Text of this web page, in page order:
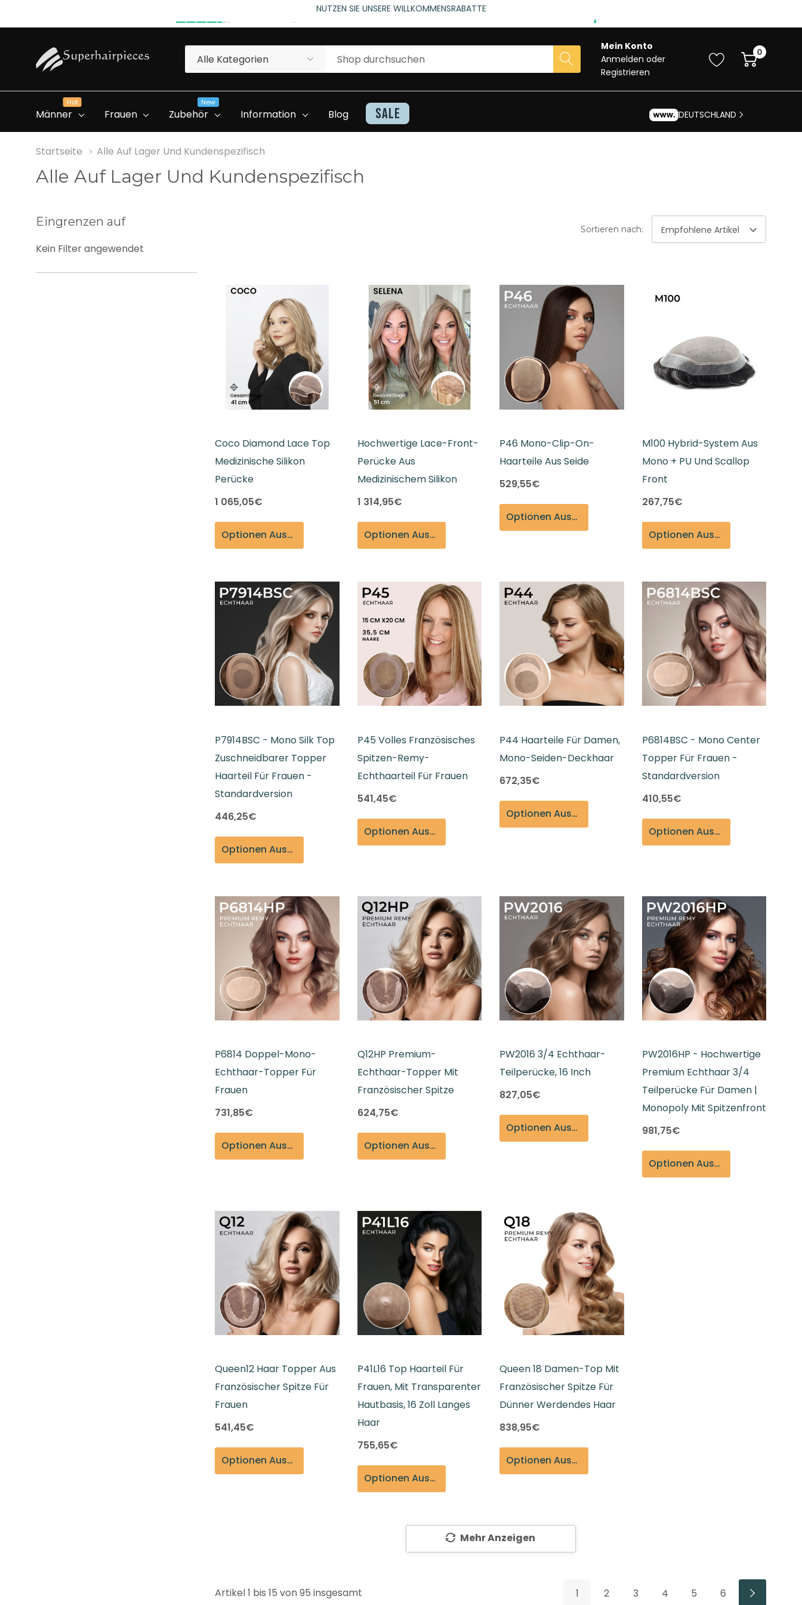
Alle
Kategorien
Suchen
Mein Konto
Anmelden oder
Registrieren
0
Männer
Hot
Frauen Zubehör
New
Information
Lieferung & Versand
Blog Sale DEUTSCHLAND
Startseite Alle Auf Lager Und Kundenspezifisch
Alle Auf Lager Und Kundenspezifisch
Eingrenzen auf
Kein Filter angewendet
Sortieren nach:
Coco Diamond Lace Top
Medizinische Silikon
Perücke
1 065,05€
Optionen Auswählen
Hochwertige Lace-Front-
Perücke Aus
Medizinischem Silikon
1 314,95€
Optionen Auswählen
P46 Mono-Clip-On-
Haarteile Aus Seide
529,55€
Optionen Auswählen
M100 Hybrid-System Aus
Mono + PU Und Scallop
Front
267,75€
Optionen Auswählen
P7914BSC - Mono Silk Top
Zuschneidbarer Topper
Haarteil Für Frauen -
Standardversion
446,25€
Optionen Auswählen
P45 Volles Französisches
Spitzen-Remy-
Echthaarteil Für Frauen
541,45€
Optionen Auswählen
P44 Haarteile Für Damen,
Mono-Seiden-Deckhaar
672,35€
Optionen Auswählen
P6814BSC - Mono Center
Topper Für Frauen -
Standardversion
410,55€
Optionen Auswählen
P6814 Doppel-Mono-
Echthaar-Topper Für
Frauen
731,85€
Optionen Auswählen
Q12HP Premium-
Echthaar-Topper Mit
Französischer Spitze
624,75€
Optionen Auswählen
PW2016 3/4 Echthaar-
Teilperücke, 16 Inch
827,05€
Optionen Auswählen
PW2016HP - Hochwertige
Premium Echthaar 3/4
Teilperücke Für Damen |
Monopoly Mit Spitzenfront
981,75€
Optionen Auswählen
Queen12 Haar Topper Aus
Französischer Spitze Für
Frauen
541,45€
Optionen Auswählen
P41L16 Top Haarteil Für
Frauen, Mit Transparenter
Hautbasis, 16 Zoll Langes
Haar
755,65€
Optionen Auswählen
Queen 18 Damen-Top Mit
Französischer Spitze Für
Dünner Werdendes Haar
838,95€
Optionen Auswählen
Mehr Anzeigen
Artikel1 bis 15 von 95 insgesamt 1 2 3 4 5 6